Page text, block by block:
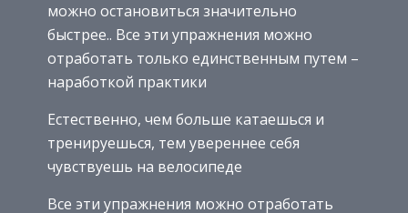
можно остановиться значительно
быстрее.. Все эти упражнения можно
отработать только единственным путем –
наработкой практики
Естественно, чем больше катаешься и
тренируешься, тем увереннее себя
чувствуешь на велосипеде
Все эти упражнения можно отработать